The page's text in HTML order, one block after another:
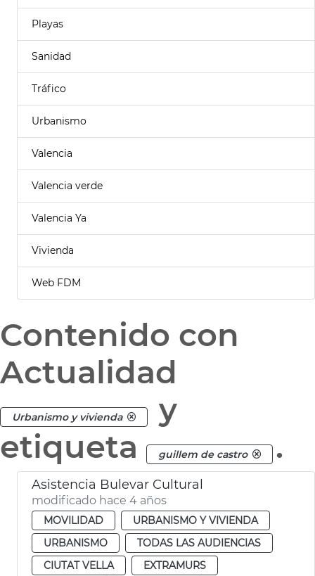
Playas
Sanidad
Tráfico
Urbanismo
Valencia
Valencia verde
Valencia Ya
Vivienda
Web FDM
Contenido con
Actualidad
Urbanismo y vivienda
y
etiqueta
guillem de castro .
Asistencia Bulevar Cultural
modificado hace 4 años
MOVILIDAD
URBANISMO Y VIVIENDA
URBANISMO
TODAS LAS AUDIENCIAS
CIUTAT VELLA
EXTRAMURS